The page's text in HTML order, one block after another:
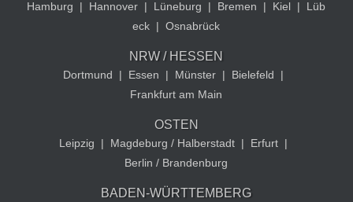
Hamburg | Hannover | Lüneburg | Bremen | Kiel |
Lüb
eck | Osnabrück
NRW / HESSEN
Dortmund | Essen | Münster | Bielefeld
|
Frankfurt am Main
OSTEN
Leipzig | Magdeburg / Halberstadt | Erfurt |
Berlin / Brandenburg
BADEN-WÜRTTEMBERG